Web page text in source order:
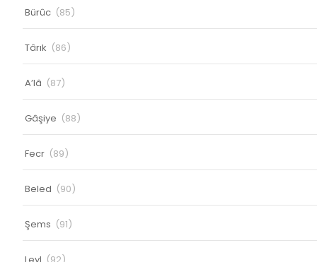
Bürûc (85)
Târık (86)
A’lâ (87)
Gâşiye (88)
Fecr (89)
Beled (90)
Şems (91)